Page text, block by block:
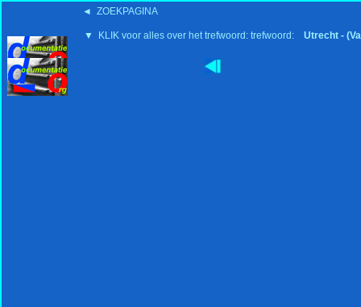
◄ ZOEKPAGINA
▼ KLIK voor alles over het trefwoord: trefwoord: Utrecht -